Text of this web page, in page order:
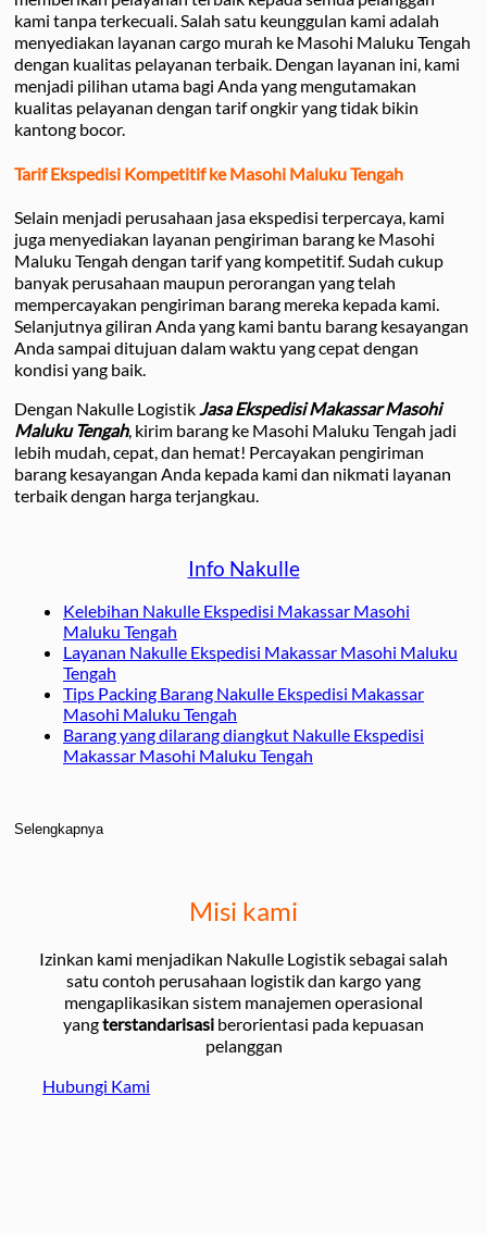
kami tanpa terkecuali. Salah satu keunggulan kami adalah
menyediakan layanan cargo murah ke Masohi Maluku Tengah
dengan kualitas pelayanan terbaik. Dengan layanan ini, kami
menjadi pilihan utama bagi Anda yang mengutamakan
kualitas pelayanan dengan tarif ongkir yang tidak bikin
kantong bocor.
Tarif Ekspedisi Kompetitif ke Masohi Maluku Tengah
Selain menjadi perusahaan jasa ekspedisi terpercaya, kami
juga menyediakan layanan pengiriman barang ke Masohi
Maluku Tengah dengan tarif yang kompetitif. Sudah cukup
banyak perusahaan maupun perorangan yang telah
mempercayakan pengiriman barang mereka kepada kami.
Selanjutnya giliran Anda yang kami bantu barang kesayangan
Anda sampai ditujuan dalam waktu yang cepat dengan
kondisi yang baik.
Dengan Nakulle LogistikJasa Ekspedisi Makassar Masohi
Maluku Tengah, kirim barang ke Masohi Maluku Tengah jadi
lebih mudah, cepat, dan hemat! Percayakan pengiriman
barang kesayangan Anda kepada kami dan nikmati layanan
terbaik dengan harga terjangkau.
Info Nakulle
Kelebihan Nakulle Ekspedisi Makassar Masohi
Maluku Tengah
Layanan Nakulle Ekspedisi Makassar Masohi Maluku
Tengah
Tips Packing Barang Nakulle Ekspedisi Makassar
Masohi Maluku Tengah
Barang yang dilarang diangkut Nakulle Ekspedisi
Makassar Masohi Maluku Tengah
Selengkapnya
Misi kami
Izinkan kami menjadikan Nakulle Logistik sebagai salah
satu contoh perusahaan logistik dan kargo yang
mengaplikasikan sistem manajemen operasional
yangterstandarisasi berorientasi pada kepuasan
pelanggan
Hubungi Kami